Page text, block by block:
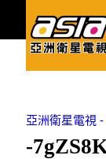
亞洲衛星電視
-